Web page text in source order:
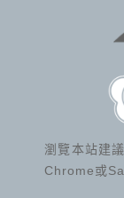
瀏覽本站建
Chrome或